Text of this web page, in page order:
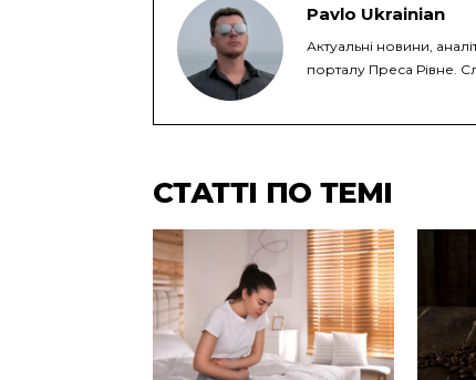
Pavlo Ukrainian
Актуальні новини,
порталу Преса Рівне.
СТАТТІ ПО ТЕМІ